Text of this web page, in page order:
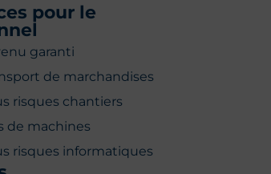
pour le
garanti
de marchandises
risques chantiers
de machines
risques informatiques